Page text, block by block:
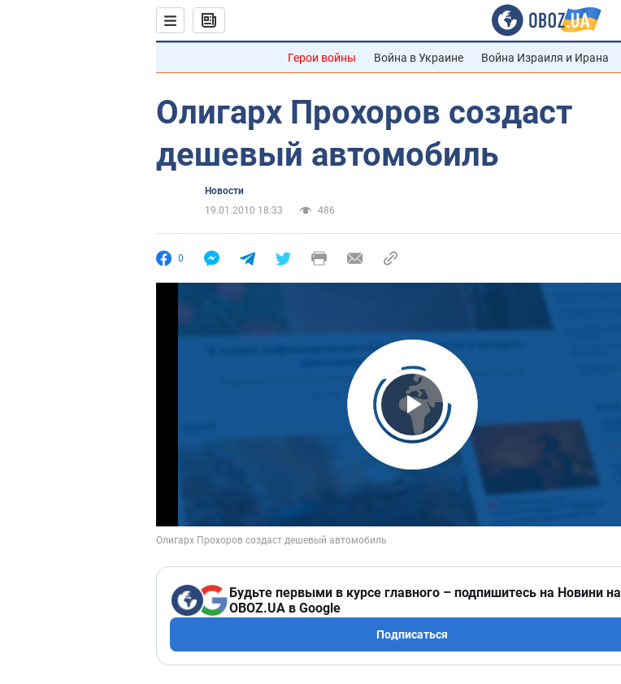
Герои войны Война в Украине Война Израиля и Ирана
Олигарх Прохоров создаст
дешевый автомобиль
Новости
19.01.2010 18:33
486
0
Play Video
Будьте первыми в курсе главного – подпишитесь на Новини на
OBOZ.UA в Google
Подписаться